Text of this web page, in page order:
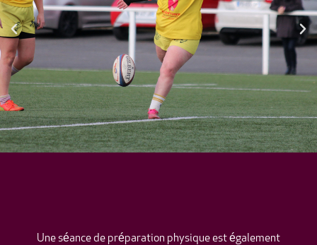
Une séance de préparation physique est également